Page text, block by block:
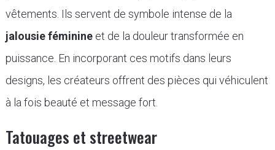
vêtements. Ils servent de symbole intense de la
jalousie féminineet de la douleur transformée en
puissance. En incorporant ces motifs dans leurs
designs, les créateurs offrent des pièces qui véhiculent
à la fois beauté et message fort.
Tatouages et streetwear